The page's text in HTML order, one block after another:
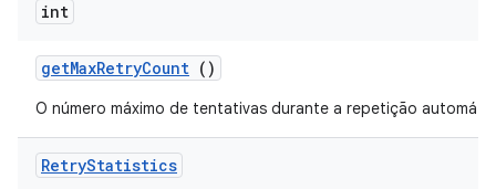
int
getMaxRetryCount ()
O número máximo de tentativas durante a repetição
RetryStatistics